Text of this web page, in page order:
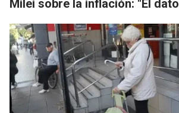
Milei sobre la inflación: "El